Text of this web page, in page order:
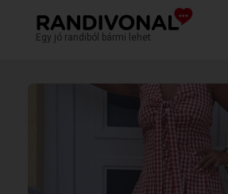
Egy jó randiból bármi lehet.